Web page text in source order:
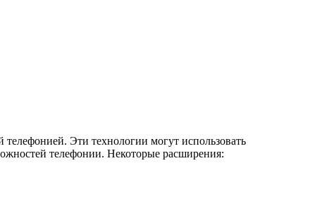
Эти технологии могут использовать
телефонии. Некоторые расширения: